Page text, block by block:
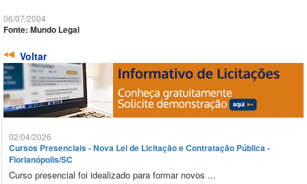
06/07/2004
Fonte: Mundo Legal
Voltar
02/04/2026
Cursos Presenciais - Nova Lei de Licitação e Contratação Pública -
Florianópolis/SC
Curso presencial foi idealizado para formar novos ...